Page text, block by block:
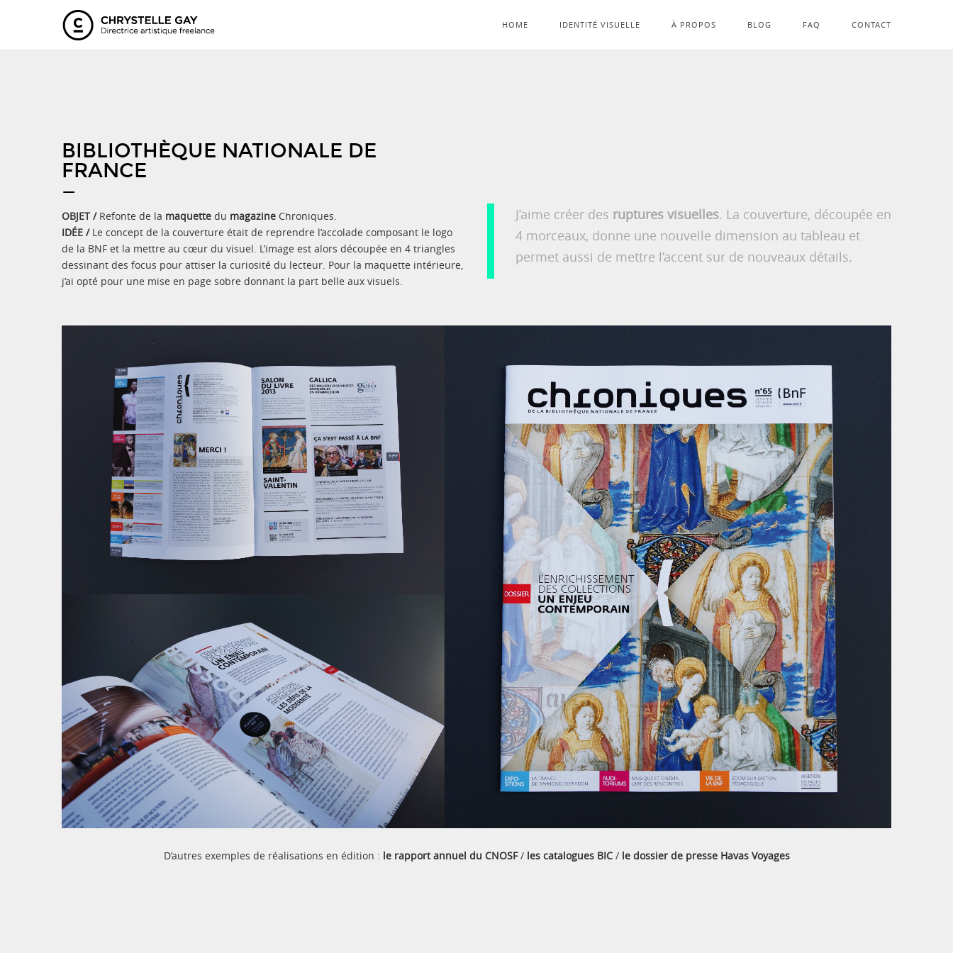
HOME IDENTITÉ VISUELLE À PROPOS BLOG FAQ CONTACT
BIBLIOTHÈQUE NATIONALE DE
FRANCE
—
OBJET /Refonte de la maquette du magazine Chroniques.
IDÉE /Le concept de la couverture était de reprendre l’accolade composant le logo
de la BNF et la mettre au cœur du visuel. L’image est alors découpée en 4 triangles
dessinant des focus pour attiser la curiosité du lecteur. Pour la maquette intérieure,
j’ai opté pour une mise en page sobre donnant la part belle aux visuels.
J’aime créer des ruptures visuelles. La couverture, découpée en
4 morceaux, donne une nouvelle dimension au tableau et
permet aussi de mettre l’accent sur de nouveaux détails.
D’autres exemples de réalisations en édition : le rapport annuel du CNOSF/ les catalogues BIC/ le dossier de presse Havas Voyages